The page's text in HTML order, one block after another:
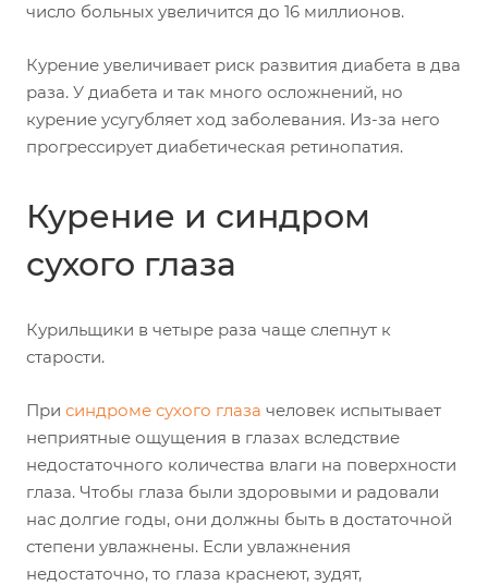
число больных увеличится до 16 миллионов.
Курение увеличивает риск развития диабета в два
раза. У диабета и так много осложнений, но
курение усугубляет ход заболевания. Из-за него
прогрессирует диабетическая ретинопатия.
Курение и синдром
сухого глаза
Курильщики в четыре раза чаще слепнут к
старости.
При синдроме сухого глаза человек испытывает
неприятные ощущения в глазах вследствие
недостаточного количества влаги на поверхности
глаза. Чтобы глаза были здоровыми и радовали
нас долгие годы, они должны быть в достаточной
степени увлажнены. Если увлажнения
недостаточно, то глаза краснеют, зудят,